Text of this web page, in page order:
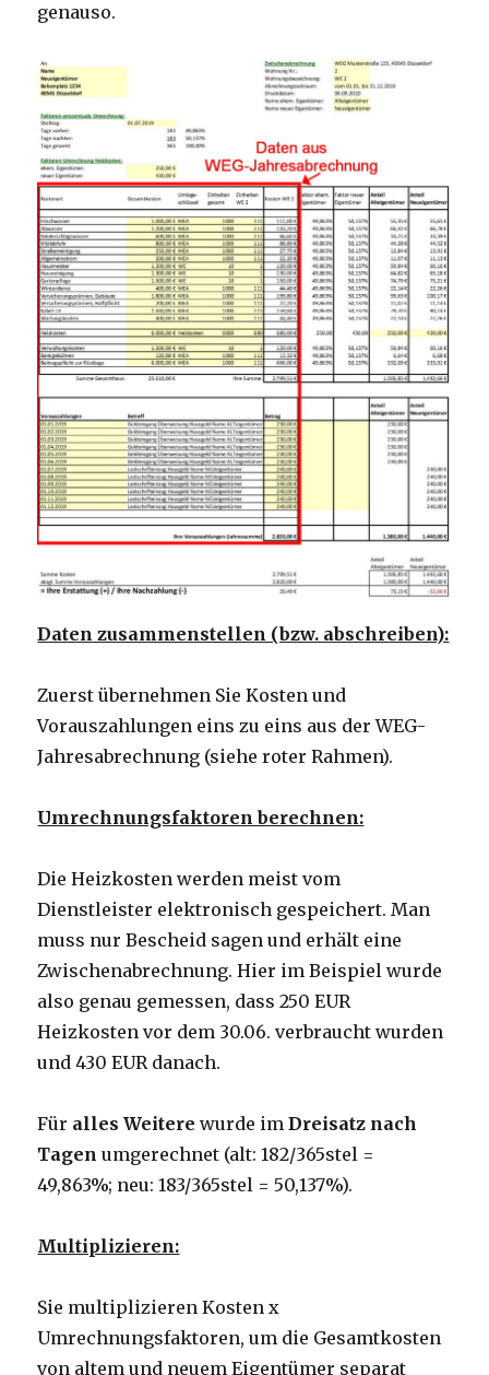
genauso.
Daten zusammenstellen (bzw. abschreiben):
Zuerst übernehmen Sie Kosten und
Vorauszahlungen eins zu eins aus der WEG-
Jahresabrechnung (siehe roter Rahmen).
Umrechnungsfaktoren berechnen:
Die Heizkosten werden meist vom
Dienstleister elektronisch gespeichert. Man
muss nur Bescheid sagen und erhält eine
Zwischenabrechnung. Hier im Beispiel wurde
also genau gemessen, dass 250 EUR
Heizkosten vor dem 30.06. verbraucht wurden
und 430 EUR danach.
Für alles Weitere wurde imDreisatz nach
Tagen umgerechnet (alt: 182/365stel =
49,863%; neu: 183/365stel = 50,137%).
Multiplizieren:
Sie multiplizieren Kosten x
Umrechnungsfaktoren, um die Gesamtkosten
von altem und neuem Eigentümer separat